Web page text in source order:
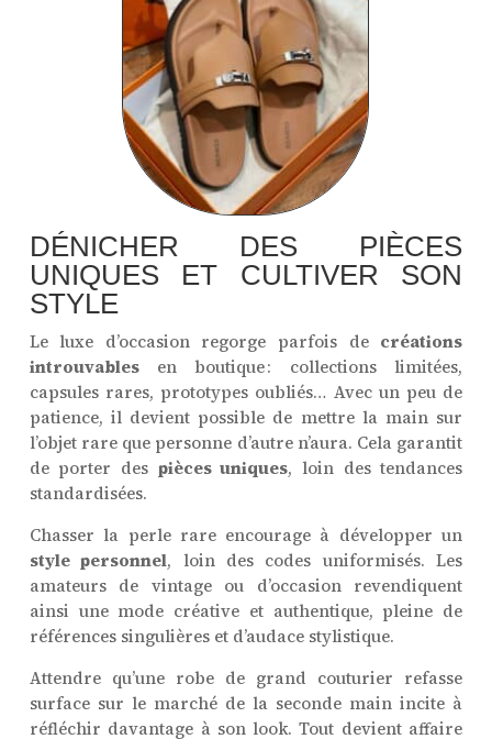
DÉNICHER DES PIÈCES
UNIQUES ET CULTIVER SON
STYLE
Le luxe d’occasion regorge parfois de créations
introuvablesen boutique : collections limitées,
capsules rares, prototypes oubliés… Avec un peu de
patience, il devient possible de mettre la main sur
l’objet rare que personne d’autre n’aura. Cela garantit
de porter des pièces uniques, loin des tendances
standardisées.
Chasser la perle rare encourage à développer un
style personnel, loin des codes uniformisés. Les
amateurs de vintage ou d’occasion revendiquent
ainsi une mode créative et authentique, pleine de
références singulières et d’audace stylistique.
Attendre qu’une robe de grand couturier refasse
surface sur le marché de la seconde main incite à
réfléchir davantage à son look. Tout devient affaire